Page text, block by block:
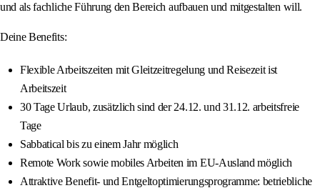
und als fachliche Führung den Bereich aufbauen und mitgestalten will.
Deine Benefits:
Flexible Arbeitszeiten mit Gleitzeitregelung und Reisezeit ist
Arbeitszeit
30 Tage Urlaub, zusätzlich sind der 24.12. und 31.12. arbeitsfreie
Tage
Sabbatical bis zu einem Jahr möglich
Remote Work sowie mobiles Arbeiten im EU-Ausland möglich
Attraktive Benefit- und Entgeltoptimierungsprogramme: betriebliche